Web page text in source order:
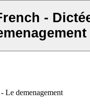
-
Le demenagement